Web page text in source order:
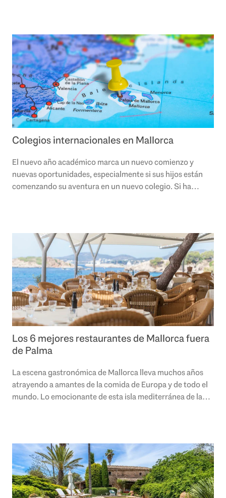
Colegios internacionales en Mallorca
El nuevo año académico marca un nuevo comienzo y
nuevas oportunidades, especialmente si sus hijos están
comenzando su aventura en un nuevo colegio. Si ha
Los 6 mejores restaurantes de Mallorca fuera
de Palma
La escena gastronómica de Mallorca lleva muchos años
atrayendo a amantes de la comida de Europa y de todo el
mundo. Lo emocionante de esta isla mediterránea de la